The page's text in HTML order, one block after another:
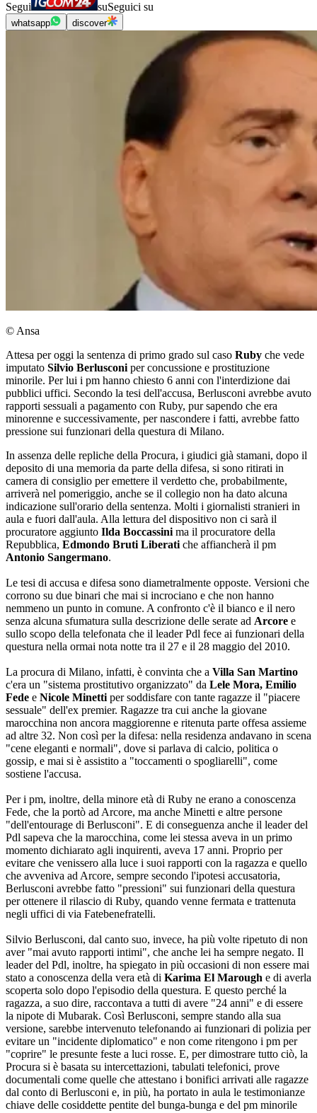
Segui suSeguici su
whatsapp discover
© Ansa
Attesa per oggi la sentenza di primo grado sul caso Ruby che vede
imputato Silvio Berlusconi per concussione e prostituzione
minorile. Per lui i pm hanno chiesto 6 anni con l'interdizione dai
pubblici uffici. Secondo la tesi dell'accusa, Berlusconi avrebbe avuto
rapporti sessuali a pagamento con Ruby, pur sapendo che era
minorenne e successivamente, per nascondere i fatti, avrebbe fatto
pressione sui funzionari della questura di Milano.
In assenza delle repliche della Procura, i giudici già stamani, dopo il
deposito di una memoria da parte della difesa, si sono ritirati in
camera di consiglio per emettere il verdetto che, probabilmente,
arriverà nel pomeriggio, anche se il collegio non ha dato alcuna
indicazione sull'orario della sentenza. Molti i giornalisti stranieri in
aula e fuori dall'aula. Alla lettura del dispositivo non ci sarà il
procuratore aggiunto Ilda Boccassini ma il procuratore della
Repubblica, Edmondo Bruti Liberati che affiancherà il pm
Antonio Sangermano.
Le tesi di accusa e difesa sono diametralmente opposte. Versioni che
corrono su due binari che mai si incrociano e che non hanno
nemmeno un punto in comune. A confronto c'è il bianco e il nero
senza alcuna sfumatura sulla descrizione delle serate ad Arcore e
sullo scopo della telefonata che il leader Pdl fece ai funzionari della
questura nella ormai nota notte tra il 27 e il 28 maggio del 2010.
La procura di Milano, infatti, è convinta che a Villa San Martino
c'era un "sistema prostitutivo organizzato" da Lele Mora, Emilio
Fede e Nicole Minetti per soddisfare con tante ragazze il "piacere
sessuale" dell'ex premier. Ragazze tra cui anche la giovane
marocchina non ancora maggiorenne e ritenuta parte offesa assieme
ad altre 32. Non così per la difesa: nella residenza andavano in scena
"cene eleganti e normali", dove si parlava di calcio, politica o
gossip, e mai si è assistito a "toccamenti o spogliarelli", come
sostiene l'accusa.
Per i pm, inoltre, della minore età di Ruby ne erano a conoscenza
Fede, che la portò ad Arcore, ma anche Minetti e altre persone
"dell'entourage di Berlusconi". E di conseguenza anche il leader del
Pdl sapeva che la marocchina, come lei stessa aveva in un primo
momento dichiarato agli inquirenti, aveva 17 anni. Proprio per
evitare che venissero alla luce i suoi rapporti con la ragazza e quello
che avveniva ad Arcore, sempre secondo l'ipotesi accusatoria,
Berlusconi avrebbe fatto "pressioni" sui funzionari della questura
per ottenere il rilascio di Ruby, quando venne fermata e trattenuta
negli uffici di via Fatebenefratelli.
Silvio Berlusconi, dal canto suo, invece, ha più volte ripetuto di non
aver "mai avuto rapporti intimi", che anche lei ha sempre negato. Il
leader del Pdl, inoltre, ha spiegato in più occasioni di non essere mai
stato a conoscenza della vera età di Karima El Marough e di averla
scoperta solo dopo l'episodio della questura. E questo perché la
ragazza, a suo dire, raccontava a tutti di avere "24 anni" e di essere
la nipote di Mubarak. Così Berlusconi, sempre stando alla sua
versione, sarebbe intervenuto telefonando ai funzionari di polizia per
evitare un "incidente diplomatico" e non come ritengono i pm per
"coprire" le presunte feste a luci rosse. E, per dimostrare tutto ciò, la
Procura si è basata su intercettazioni, tabulati telefonici, prove
documentali come quelle che attestano i bonifici arrivati alle ragazze
dal conto di Berlusconi e, in più, ha portato in aula le testimonianze
chiave delle cosiddette pentite del bunga-bunga e del pm minorile